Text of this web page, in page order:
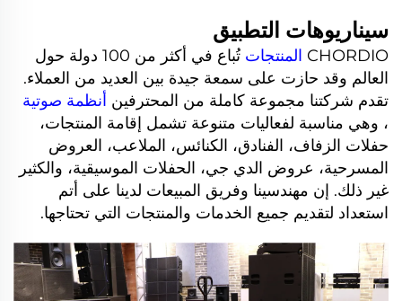
سيناريوهات التطبيق
CHORDIO المنتجات
تُباع في أكثر من 100 دولة حول
العالم وقد حازت على سمعة جيدة بين العديد من العملاء.
تقدم شركتنا مجموعة كاملة من المحترفين أنظمة صوتية
، وهي مناسبة لفعاليات متنوعة تشمل إقامة المنتجات،
حفلات الزفاف، الفنادق، الكنائس، الملاعب، العروض
المسرحية، عروض الدي جي، الحفلات الموسيقية، والكثير
غير ذلك. إن مهندسينا وفريق المبيعات لدينا على أتم
استعداد لتقديم جميع الخدمات والمنتجات التي تحتاجها.